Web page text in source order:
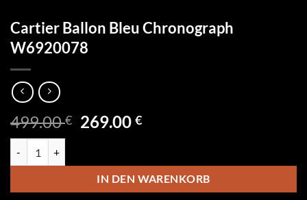
Cartier Ballon Bleu Chronograph
W6920078
499.00€ Ursprünglicher
499.00 €
269.00€Aktueller
269.00 €.
IN DEN WARENKORB